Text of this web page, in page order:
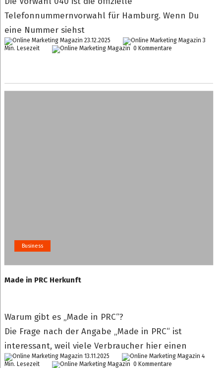
Telefonnummernvorwahl für Hamburg. Wenn Du
eine Nummer siehst
23.12.2025
3
Min. Lesezeit
0 Kommentare
Business
Made in PRC Herkunft
Warum gibt es „Made in PRC“?
Die Frage nach der Angabe „Made in PRC“ ist
interessant, weil viele Verbraucher hier einen
13.11.2025
4
Min. Lesezeit
0 Kommentare